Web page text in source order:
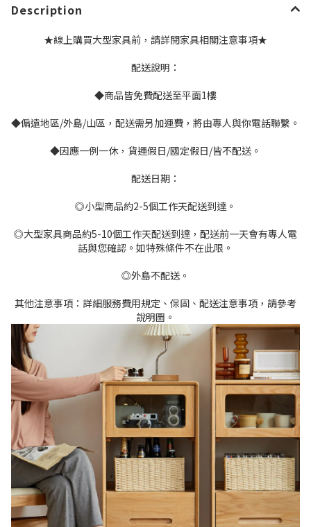
Description
★線上購買大型家具前，請詳閱家具相關注意事項★
配送說明：
◆商品皆免費配送至平面1樓
◆偏遠地區/外島/山區，配送需另加運費，將由專人與你電話聯繫。
◆因應一例一休，貨運假日/國定假日/皆不配送。
配送日期：
◎小型商品約2-5個工作天配送到達。
◎大型家具商品約5-10個工作天配送到達，配送前一天會有專人電
話與您確認。如特殊條件不在此限。
◎外島不配送。
其他注意事項：詳細服務費用規定、保固、配送注意事項，請參考
說明圖。